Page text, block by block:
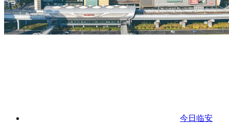
今日临安